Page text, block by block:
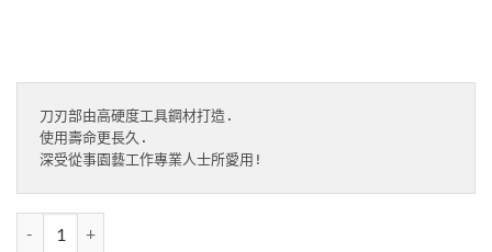
刀刃部由高硬度工具鋼材打造.
使用壽命更長久.
深受從事園藝工作專業人士所愛用!